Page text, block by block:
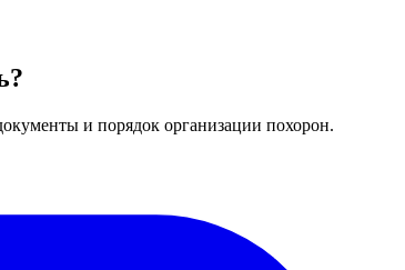
и порядок организации похорон.